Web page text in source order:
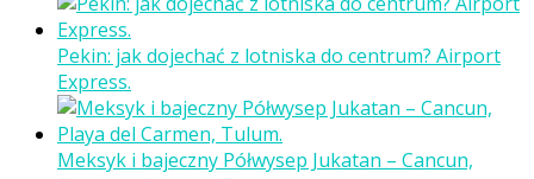
Pekin: jak dojechać z lotniska do centrum? Airport
Express.
Meksyk i bajeczny Półwysep Jukatan – Cancun,